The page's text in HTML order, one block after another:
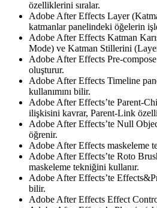
özelliklerini sıralar.
Adobe After Effects Layer
katmanlar panelindeki öğelerin
Adobe After Effects Katman
Mode) ve Katman Stillerini
Adobe After Effects Pre-
oluşturur.
Adobe After Effects Timeline
kullanımını bilir.
Adobe After Effects’te Parent-
ilişkisini kavrar, Parent-Link
Adobe After Effects’te Null
öğrenir.
Adobe After Effects maskeleme
Adobe After Effects’te Roto
maskeleme tekniğini kullanır.
Adobe After Effects’te
bilir.
Adobe After Effects Effect